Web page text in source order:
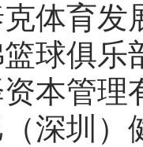
体育发
球俱乐
本管理
深圳）